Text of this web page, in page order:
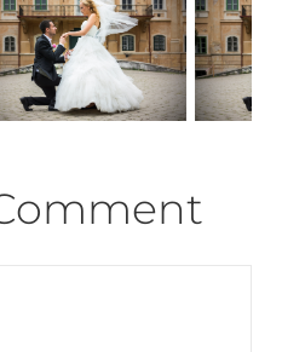
The
Roll